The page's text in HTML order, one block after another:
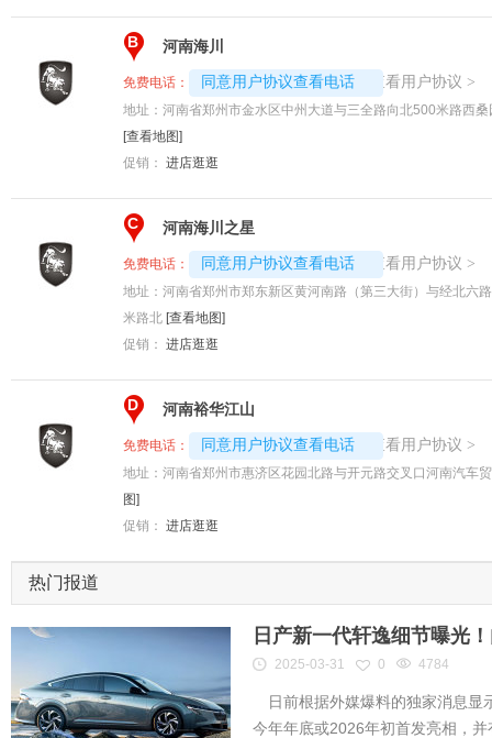
B 河南海川
免费电话： 同意用户协议查看电话
4008192717-3824 查看用户协议 >
地址： 河南省郑州市金水区中州大道与三全路向北500米路西
[查看地图]
促销： 进店逛逛
C 河南海川之星
免费电话： 同意用户协议查看电话
4008192707-7820 查看用户协议 >
地址： 河南省郑州市郑东新区黄河南路（第三大街）与经北六
米路北 [查看地图]
促销： 进店逛逛
D 河南裕华江山
免费电话： 同意用户协议查看电话
4008192717-5154 查看用户协议 >
地址： 河南省郑州市惠济区花园北路与开元路交叉口河南汽车
图]
促销： 进店逛逛
热门报道
日产新一代轩逸细节曝光
2025-03-31 0 4784
日前根据外媒爆料的独家消息显
今年年底或2026年初首发亮相，